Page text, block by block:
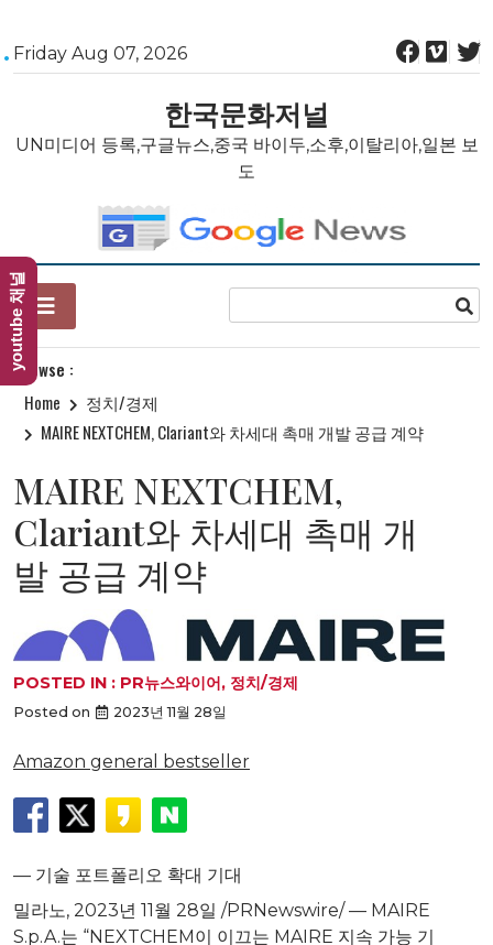
Skip
to
Friday Aug 07, 2026
한국문화저널
UN미디어 등록,구글뉴스,중국 바이두,소후,이탈리아,일본 보
도
Browse :
Home
정치/경제
MAIRE NEXTCHEM, Clariant와 차세대 촉매 개발 공급 계약
MAIRE NEXTCHEM,
Clariant와 차세대 촉매 개
발 공급 계약
POSTED IN : PR뉴스와이어, 정치/경제
Posted on 2023년 11월 28일
Amazon general bestseller
— 기술 포트폴리오 확대 기대
밀라노, 2023년 11월 28일 /PRNewswire/ — MAIRE
S.p.A.는 “NEXTCHEM이 이끄는 MAIRE 지속 가능 기
youtube 채널